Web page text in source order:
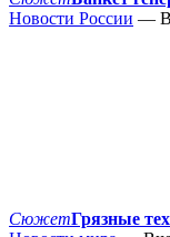
Новости России —
СюжетГрязные